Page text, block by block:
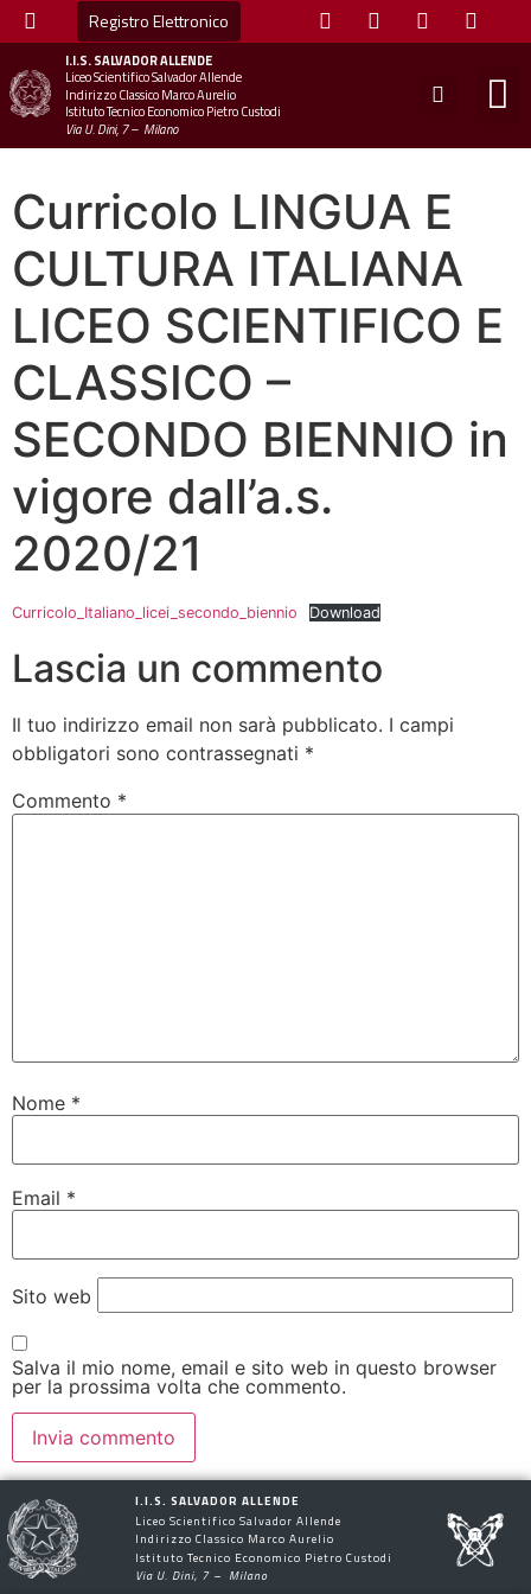
Registro Elettronico
I.I.S.SALVADOR ALLENDE
Liceo Scientifico Salvador Allende
Indirizzo Classico Marco Aurelio
Istituto Tecnico Economico Pietro Custodi
Via U. Dini, 7 – Milano
Curricolo LINGUA E
CULTURA ITALIANA
LICEO SCIENTIFICO E
CLASSICO –
SECONDO BIENNIO in
vigore dall’a.s.
2020/21
Curricolo_Italiano_licei_secondo_biennio Download
Lascia un commento
Il tuo indirizzo email non sarà pubblicato. I campi
obbligatori sono contrassegnati *
Commento *
Nome *
Email *
Sito web
Salva il mio nome, email e sito web in questo browser
per la prossima volta che commento.
I.I.S. SALVADOR ALLENDE
Liceo Scientifico Salvador Allende
Indirizzo Classico Marco Aurelio
Istituto Tecnico Economico Pietro Custodi
Via U. Dini, 7 – Milano